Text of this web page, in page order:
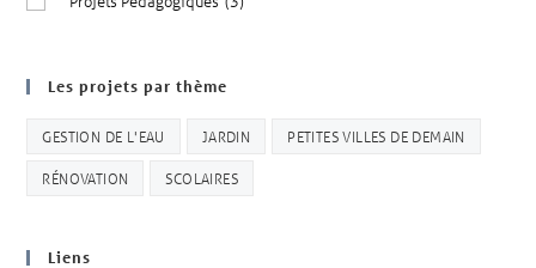
Les projets par thème
GESTION DE L'EAU JARDIN PETITES VILLES DE DEMAIN
RÉNOVATION SCOLAIRES
Liens